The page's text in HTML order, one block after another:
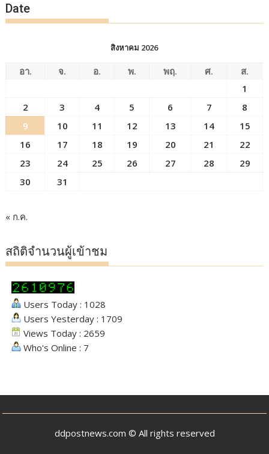
Date
สิงหาคม 2026
อา. จ. อ. พ. พฤ. ศ.
ส.
1
2
3 4 5 6 7
8
9
10 11 12 13 14
15
16
17 18 19 20 21
22
23
24 25 26 27 28
29
30
31
« ก.ค.
สถิติจำนวนผู้เข้าชม
Users Today : 1028
Users Yesterday : 1709
Views Today : 2659
Who's Online : 7
ddpostnews.com © All rights reserved